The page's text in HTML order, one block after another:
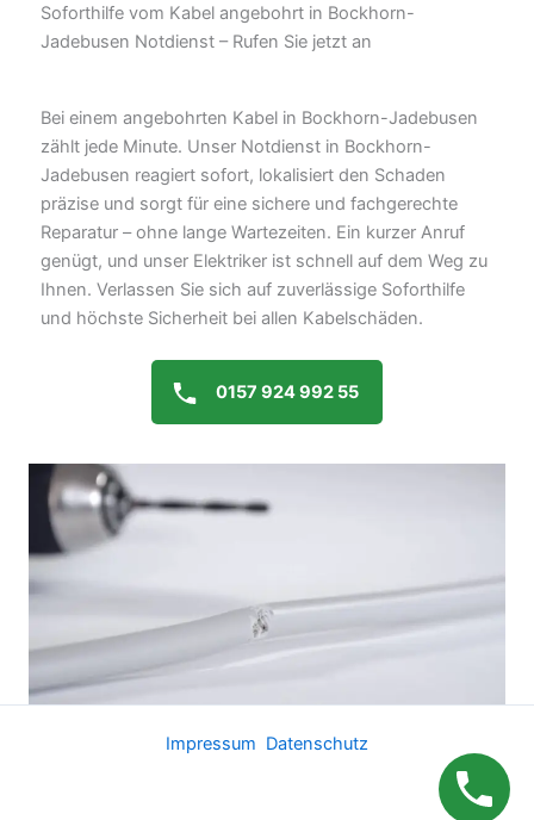
Soforthilfe vom Kabel angebohrt in Bockhorn-
Jadebusen Notdienst – Rufen Sie jetzt an
Bei einem angebohrten Kabel in Bockhorn-Jadebusen
zählt jede Minute. Unser Notdienst in Bockhorn-
Jadebusen reagiert sofort, lokalisiert den Schaden
präzise und sorgt für eine sichere und fachgerechte
Reparatur – ohne lange Wartezeiten. Ein kurzer Anruf
genügt, und unser Elektriker ist schnell auf dem Weg zu
Ihnen. Verlassen Sie sich auf zuverlässige Soforthilfe
und höchste Sicherheit bei allen Kabelschäden.
0157 924 992 55
Impressum Datenschutz